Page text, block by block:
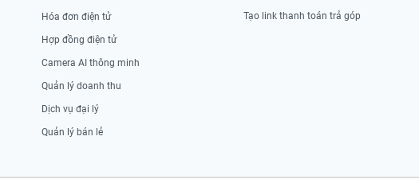
Hóa đơn điện tử
Hợp đồng điện tử
Camera AI thông minh
Quản lý doanh thu
Dịch vụ đại lý
Quản lý bán lẻ
Tạo link thanh toán trả góp